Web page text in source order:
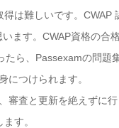
は難しいです。CWAP
ます。CWAP資格の
ら、Passexamの問
につけられます。
審査と更新を絶えずに
す。